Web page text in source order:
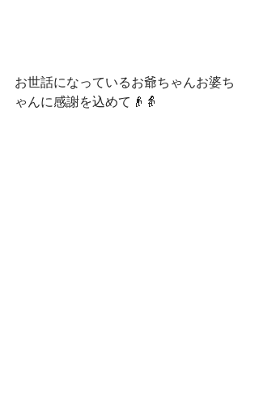
お世話になっているお爺ちゃんお婆ち
ゃんに感謝を込めて👴👵